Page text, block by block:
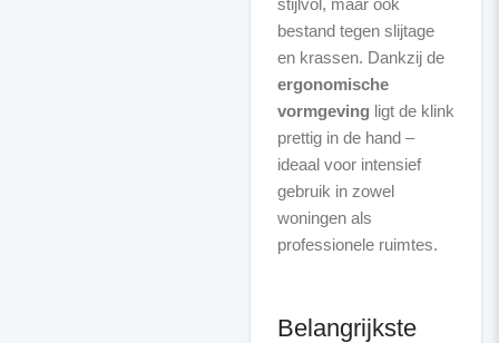
stijlvol, maar ook
bestand tegen slijtage
en krassen. Dankzij de
ergonomische
vormgeving ligt de klink
prettig in de hand –
ideaal voor intensief
gebruik in zowel
woningen als
professionele ruimtes.
Belangrijkste